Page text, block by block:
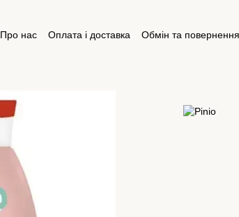
Про нас Оплата і доставка
Обмін та повернення